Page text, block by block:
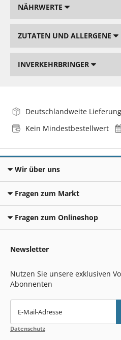
NÄHRWERTE
ZUTATEN UND ALLERGENE
INVERKEHRBRINGER
Deutschlandweite Lieferung
Kein Mindestbestellwert
Wir über uns
Fragen zum Markt
Fragen zum Onlineshop
Newsletter
Nutzen Sie unsere exklusiven
Abonnenten
E-Mail-Adresse
Datenschutz